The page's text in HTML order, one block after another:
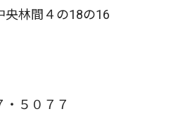
林間４の18の16
・５０７７